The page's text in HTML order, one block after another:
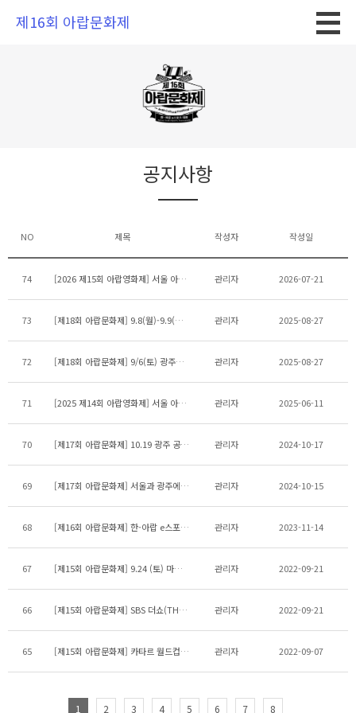
제16회 아랍문화제
공지사항
NO 제목 작성자 작성일
74 [2026 제15회 아랍영화제] 서울 아트하우스 모모 상영 자원활동가 모집 관리자 2026-07-21
73 [제18회 아랍문화제] 9.8(월)-9.9(화) 광화문광장에서 살람서울 페스티벌 개최 안내 관리자 2025-08-27
72 [제18회 아랍문화제] 9/6(토) 광주에서 펼쳐지는 아랍문화 토크콘서트 개최 안내 관리자 2025-08-27
71 [2025 제14회 아랍영화제] 서울 아트하우스 모모 상영 자원활동가 모집 관리자 2025-06-11
70 [제17회 아랍문화제] 10.19 광주 공연 우천 시 변경 안내 관리자 2024-10-17
69 [제17회 아랍문화제] 서울과 광주에서 만나는 아랍 관리자 2024-10-15
68 [제16회 아랍문화제] 한-아랍 e스포츠 대회 관리자 2023-11-14
67 [제15회 아랍문화제] 9.24 (토) 마감시간 안내 16:00 관리자 2022-09-21
66 [제15회 아랍문화제] SBS 더쇼(THE SHOW)에 방영된 아랍문화제 관리자 2022-09-21
65 [제15회 아랍문화제] 카타르 월드컵 파빌리온 관리자 2022-09-07
1 2 3 4 5 6 7 8